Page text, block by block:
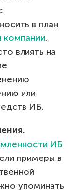
в план
компании.
влиять на
или
ИБ.
ИБ
примеры в
упоминать